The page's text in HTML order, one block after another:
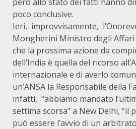
poco conclusive.
Ieri, improvvisamente,
Mongherini Ministro degli
che la prossima azione da
dell’India è quella del ricorso
internazionale e di averlo
un’ANSA la Responsabile della
infatti, “abbiamo mandato
settima scorsa” a New Delhi, “il
può essere l’avvio di un